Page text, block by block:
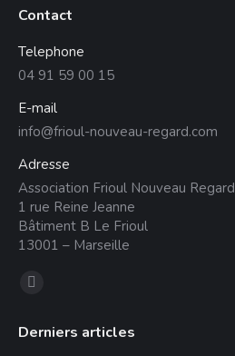
Contact
Telephone
04 91 59 00 15
E-mail
info@frioul-nouveau-regard.com
Adresse
Association Frioul Nouveau Regard
1 rue Reine Jeanne
Bâtiment B Le Frioul
13001 – Marseille
Trouvez nous sur :
La
Facebook
Derniers articles